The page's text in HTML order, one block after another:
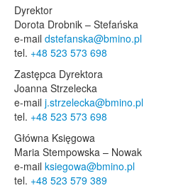
Dyrektor
Dorota Drobnik – Stefańska
e-mail dstefanska@bmino.pl
tel. +48 523 573 698
Zastępca Dyrektora
Joanna Strzelecka
e-mail j.strzelecka@bmino.pl
tel. +48 523 573 698
Główna Księgowa
Maria Stempowska – Nowak
e-mail ksiegowa@bmino.pl
tel. +48 523 579 389